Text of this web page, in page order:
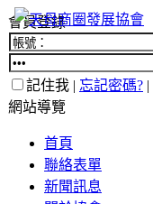
會員登錄
記住我 | 忘記密碼? |
網站導覽
首頁
聯絡表單
新聞訊息